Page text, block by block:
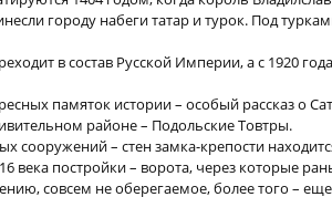
городу набеги татар и турок. Под
в состав Русской Империи, а с 1920
памяток истории – особый рассказ о
районе – Подольские Товтры.
сооружений – стен замка-крепости
века постройки – ворота, через которые
совсем не оберегаемое, более того –